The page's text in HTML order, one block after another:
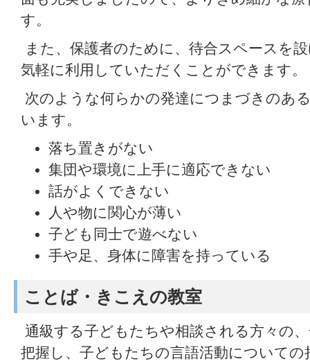
す。
また、保護者のために、待合スペースを
気軽に利用していただくことができます。
次のような何らかの発達につまづきのあ
います。
落ち置きがない
集団や環境に上手に適応できない
話がよくできない
人や物に関心が薄い
子ども同士で遊べない
手や足、身体に障害を持っている
ことば・きこえの教室
通級する子どもたちや相談される方々の
把握し、子どもたちの言語活動について